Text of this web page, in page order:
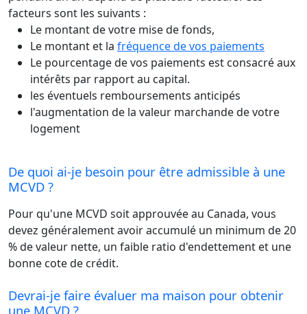
facteurs sont les suivants :
Le montant de votre mise de fonds,
Le montant et la fréquence de vos paiements
Le pourcentage de vos paiements est consacré aux
intérêts par rapport au capital.
les éventuels remboursements anticipés
l'augmentation de la valeur marchande de votre
logement
De quoi ai-je besoin pour être admissible à une
MCVD ?
Pour qu'une MCVD soit approuvée au Canada, vous
devez généralement avoir accumulé un minimum de 20
% de valeur nette, un faible ratio d'endettement et une
bonne cote de crédit.
Devrai-je faire évaluer ma maison pour obtenir
une MCVD ?